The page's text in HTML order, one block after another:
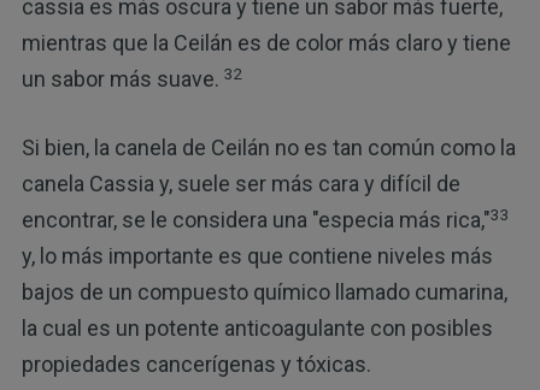
cassia es más oscura y tiene un sabor más fuerte,
mientras que la Ceilán es de color más claro y tiene
un sabor más suave. 32
Si bien, la canela de Ceilán no es tan común como la
canela Cassia y, suele ser más cara y difícil de
encontrar, se le considera una "especia más rica,"33
y, lo más importante es que contiene niveles más
bajos de un compuesto químico llamado cumarina,
la cual es un potente anticoagulante con posibles
propiedades cancerígenas y tóxicas.